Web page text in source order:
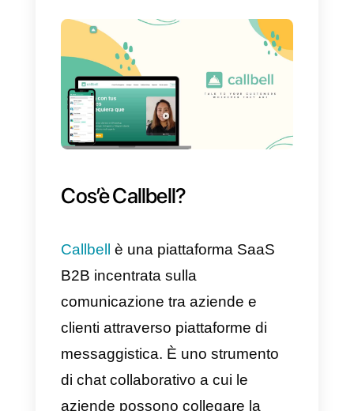
fornitori e altro ancora.
Inoltre, Tally offre la possibilità di
automatizzare i flussi di lavoro
utilizzando regole e logica
possibile impostare azioni e
risposte fornite nel modulo,
l’efficienza nella gestione dei
processi aziendali.